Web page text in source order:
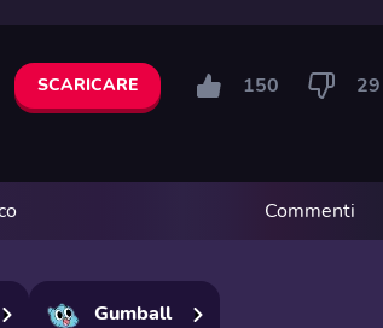
SCARICARE 150 29
Commenti
Gumball